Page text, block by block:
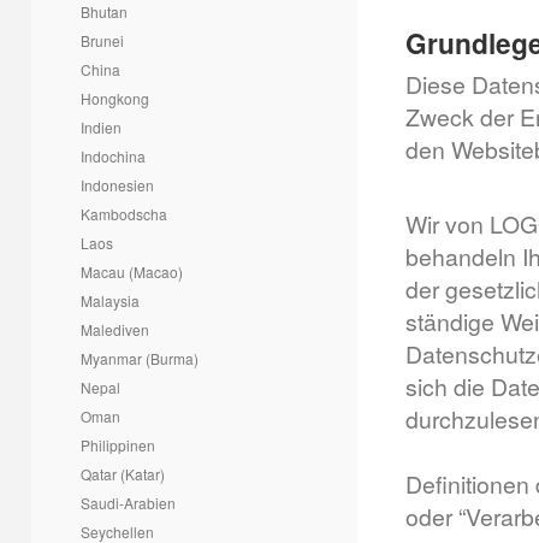
Bhutan
Brunei
China
Hongkong
Indien
Indochina
Indonesien
Kambodscha
Laos
Macau (Macao)
Malaysia
Malediven
Myanmar (Burma)
Nepal
Oman
Philippinen
Qatar (Katar)
Saudi-Arabien
Seychellen
Diese
Zweck der
den
Wir von
behandeln
der
ständige
sich die
Definitionen
oder